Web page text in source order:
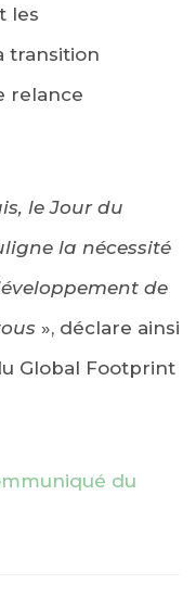
les
transition
relance
le Jour du
la nécessité
de
», déclare ainsi
Global Footprint
du